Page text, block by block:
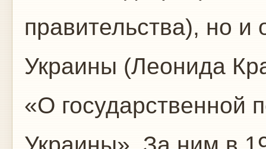
правительства), но и
Украины (Леонида
«О государственной